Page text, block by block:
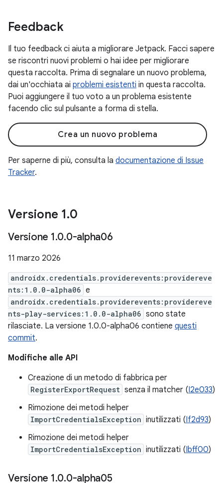
Feedback
Il tuo feedback ci aiuta a migliorare Jetpack. Facci sapere
se riscontri nuovi problemi o hai idee per migliorare
questa raccolta. Prima di segnalare un nuovo problema,
dai un'occhiata ai problemi esistenti in questa raccolta.
Puoi aggiungere il tuo voto a un problema esistente
facendo clic sul pulsante a forma di stella.
Crea un nuovo problema
Per saperne di più, consulta la documentazione di Issue
Tracker.
Versione 1.0
Versione 1.0.0-alpha06
11 marzo 2026
androidx.credentials.providerevents:providereve
nts:1.0.0-alpha06 e
androidx.credentials.providerevents:providereve
nts-play-services:1.0.0-alpha06 sono state
rilasciate. La versione 1.0.0-alpha06 contiene questi
commit.
Modifiche alle API
Creazione di un metodo di fabbrica per
RegisterExportRequest senza il matcher (I2e033)
Rimozione dei metodi helper
ImportCredentialsException inutilizzati (If2d93)
Rimozione dei metodi helper
ImportCredentialsException inutilizzati (Ibff00)
Versione 1.0.0-alpha05